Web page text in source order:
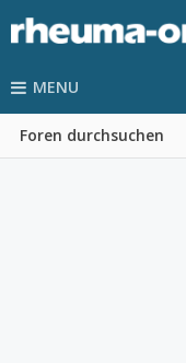
MENU
Foren durchsuchen